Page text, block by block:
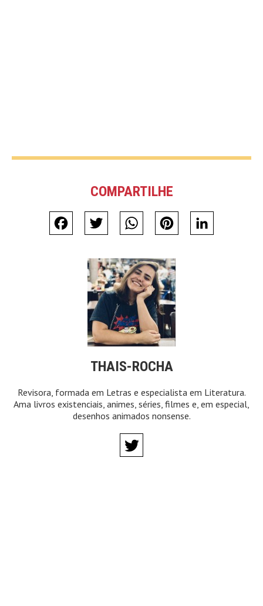
COMPARTILHE
FacebookTwitter WhatsAppPinterestLinkedIn
THAIS-ROCHA
Revisora, formada em Letras e especialista em Literatura.
Ama livros existenciais, animes, séries, filmes e, em especial,
desenhos animados nonsense.